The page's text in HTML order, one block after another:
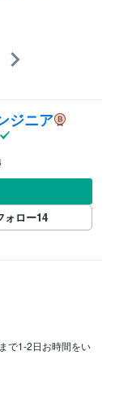
ジニア
ォロー14
で1-2日お時間をい